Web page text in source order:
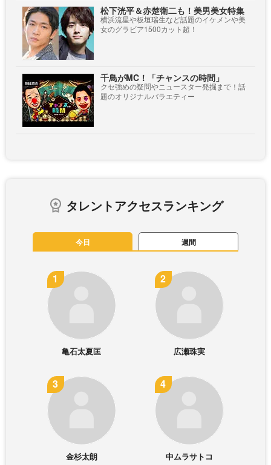
松下洸平＆赤楚衛二も！美男美女特集
横浜流星や板垣瑞生など話題のイケメンや美
女のグラビア1500カット超！
千鳥がMC！「チャンスの時間」
クセ強めの疑問やニュースター発掘まで！話
題のオリジナルバラエティー
タレントアクセスランキング
今日 週間
亀石太夏匡 広瀬珠実
金杉太朗 中ムラサトコ